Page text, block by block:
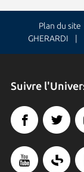
Plan du site
GHERARDI |
Suivre